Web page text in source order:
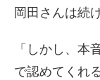
岡田さんは続
「しかし、本
で認めてくれ